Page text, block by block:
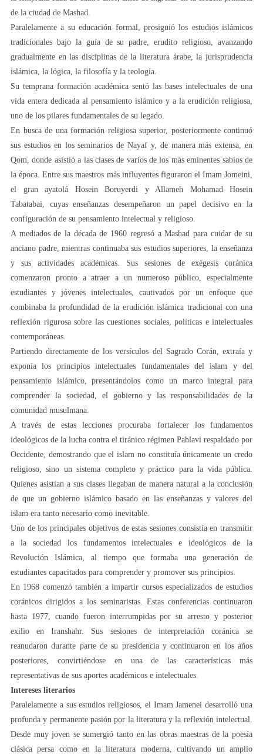
de la ciudad de Mashad.
Paralelamente a su educación formal, prosiguió los estudios islámicos
tradicionales bajo la guía de su padre, erudito religioso, avanzando
gradualmente en las disciplinas de la literatura árabe, la jurisprudencia
islámica, la lógica, la filosofía y la teología.
Su temprana formación académica sentó las bases intelectuales de una
vida entera dedicada al pensamiento islámico y a la erudición religiosa,
uno de los pilares fundamentales de su legado.
En busca de una formación religiosa superior, posteriormente continuó
sus estudios en los seminarios de Nayaf y, de manera más extensa, en
Qom, donde asistió a las clases de varios de los más eminentes sabios de
la época. Entre sus maestros más influyentes figuraron el Imam Jomeini,
el gran ayatolá Hosein Boruyerdi y Allameh Mohamad Hosein
Tabatabai, cuyas enseñanzas desempeñaron un papel decisivo en la
configuración de su pensamiento intelectual y religioso.
A mediados de la década de 1960 regresó a Mashad para cuidar de su
anciano padre, mientras continuaba sus estudios superiores, la enseñanza
y sus actividades académicas. Sus sesiones de exégesis coránica
comenzaron pronto a atraer a un numeroso público, especialmente
estudiantes y jóvenes intelectuales, cautivados por un enfoque que
combinaba la profundidad de la erudición islámica tradicional con una
reflexión rigurosa sobre las cuestiones sociales, políticas e intelectuales
contemporáneas.
Partiendo directamente de los versículos del Sagrado Corán, extraía y
exponía los principios intelectuales fundamentales del islam y del
pensamiento islámico, presentándolos como un marco integral para
comprender la sociedad, el gobierno y las responsabilidades de la
comunidad musulmana.
A través de estas lecciones procuraba fortalecer los fundamentos
ideológicos de la lucha contra el tiránico régimen Pahlavi respaldado por
Occidente, demostrando que el islam no constituía únicamente un credo
religioso, sino un sistema completo y práctico para la vida pública.
Quienes asistían a sus clases llegaban de manera natural a la conclusión
de que un gobierno islámico basado en las enseñanzas y valores del
islam era tanto necesario como inevitable.
Uno de los principales objetivos de estas sesiones consistía en transmitir
a la sociedad los fundamentos intelectuales e ideológicos de la
Revolución Islámica, al tiempo que formaba una generación de
estudiantes capacitados para comprender y promover sus principios.
En 1968 comenzó también a impartir cursos especializados de estudios
coránicos dirigidos a los seminaristas. Estas conferencias continuaron
hasta 1977, cuando fueron interrumpidas por su arresto y posterior
exilio en Iranshahr. Sus sesiones de interpretación coránica se
reanudaron durante parte de su presidencia y continuaron en los años
posteriores, convirtiéndose en una de las características más
representativas de sus aportes académicos e intelectuales.
Intereses literarios
Paralelamente a sus estudios religiosos, el Imam Jamenei desarrolló una
profunda y permanente pasión por la literatura y la reflexión intelectual.
Desde muy joven se sumergió tanto en las obras maestras de la poesía
clásica persa como en la literatura moderna, cultivando un amplio